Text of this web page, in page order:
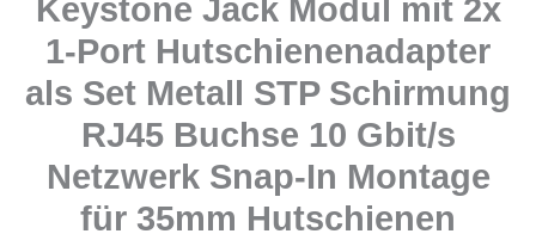
Keystone Jack Modul mit 2x
1-Port Hutschienenadapter
als Set Metall STP Schirmung
RJ45 Buchse 10 Gbit/s
Netzwerk Snap-In Montage
für 35mm Hutschienen